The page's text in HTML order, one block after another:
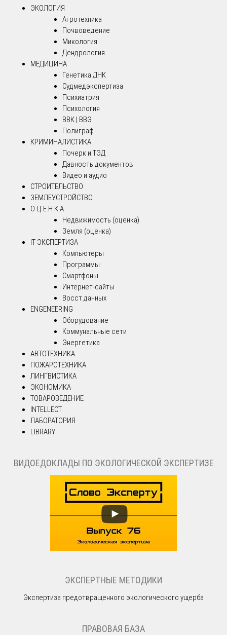
ЭКОЛОГИЯ
Агротехника
Почвоведение
Микология
Дендрология
МЕДИЦИНА
Генетика ДНК
Судмедэкспертиза
Психиатрия
Психология
ВВК | ВВЭ
Полиграф
КРИМИНАЛИСТИКА
Почерк и ТЭД
Давность документов
Видео и аудио
СТРОИТЕЛЬСТВО
ЗЕМЛЕУСТРОЙСТВО
О Ц Е Н К А
Недвижимость (оценка)
Земля (оценка)
IT ЭКСПЕРТИЗА
Компьютеры
Программы
Смартфоны
Интернет-сайты
Восст.данных
ENGENEERING
Оборудование
Коммунальные сети
Энергетика
АВТОТЕХНИКА
ПОЖАРОТЕХНИКА
ЛИНГВИСТИКА
ЭКОНОМИКА
ТОВАРОВЕДЕНИЕ
INTELLECT
ЛАБОРАТОРИЯ
LIBRARY
ВИДОЕДОКЛАДЫ ПО ЭКОЛОГИЧЕСКОЙ ЭКСПЕРТИЗЕ
ЭКСПЕРТНЫЕ МЕТОДИКИ
Экспертиза предотвращенного экологического ущерба
ПРАВОВАЯ БАЗА